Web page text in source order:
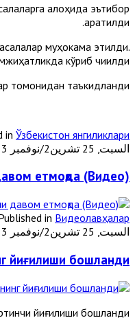
алоҳида эътибор
қаратилди.
муҳокама этилди.
кўриб чиқилди.
томонидан таъкидланди.
in Ўзбекистон янгиликлари
السبت, 25 تشرين2/نوفمبر 2023 00:00
етмоқдa (Видео)
in Видеолавҳалар
السبت, 25 تشرين2/نوفمبر 2023 00:00
йиғилиши бошланди
йиғилиши бошланди.